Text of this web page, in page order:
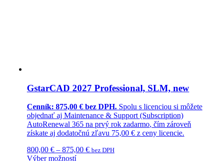
GstarCAD 2027 Professional, SLM, new
Cenník: 875,00 € bez DPH. Spolu s licenciou si môžete
objednať aj Maintenance & Support (Subscription)
AutoRenewal 365 na prvý rok zadarmo, čím zároveň
získate aj dodatočnú zľavu 75,00 € z ceny licencie.
800,00 € – 875,00 € bez DPH
Výber možností